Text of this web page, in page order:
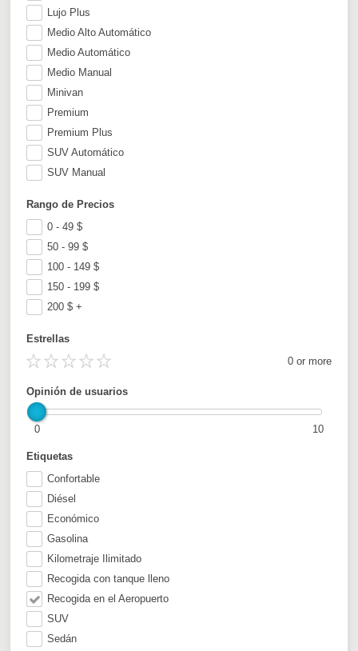
Lujo Plus
Medio Alto Automático
Medio Automático
Medio Manual
Minivan
Premium
Premium Plus
SUV Automático
SUV Manual
Etiquetas
Confortable
Diésel
Económico
Gasolina
Kilometraje Ilimitado
Recogida con tanque lleno
Recogida en el Aeropuerto
SUV
Sedán
Estrellas
0 or more
Opinión de usuarios
0 10
Rango de Precios
0 - 49$
50 - 99$
100 - 149$
150 - 199$
200$ +